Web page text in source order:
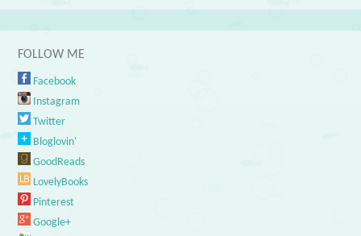
FOLLOW ME
Facebook
Instagram
Twitter
Bloglovin'
GoodReads
LovelyBooks
Pinterest
Google+